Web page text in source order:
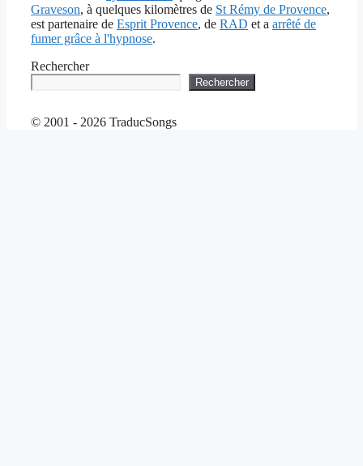
Graveson, à quelques kilomètres de St Rémy de Provence,
est partenaire de Esprit Provence, de RAD et a arrêté de
fumer grâce à l'hypnose.
Rechercher
Rechercher
© 2001 - 2026 TraducSongs